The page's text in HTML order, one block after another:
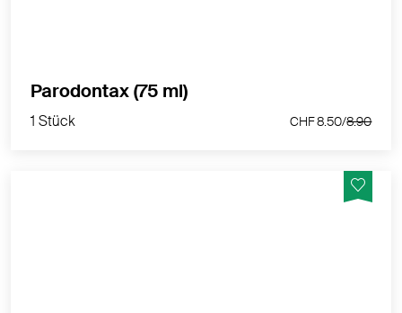
1 Stück
Parodontax (75 ml)
1 Stück CHF 8.50/8.90